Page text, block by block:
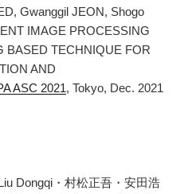
Gwanggil JEON, Shogo
IMAGE PROCESSING
BASED TECHNIQUE FOR
AND
ASC 2021, Tokyo, Dec. 2021
Dongqi・村松正吾・安田浩